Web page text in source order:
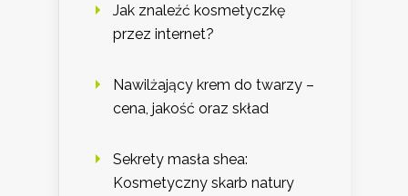
Jak znaleźć kosmetyczkę
przez internet?
Nawilżający krem do twarzy –
cena, jakość oraz skład
Sekrety masła shea:
Kosmetyczny skarb natury